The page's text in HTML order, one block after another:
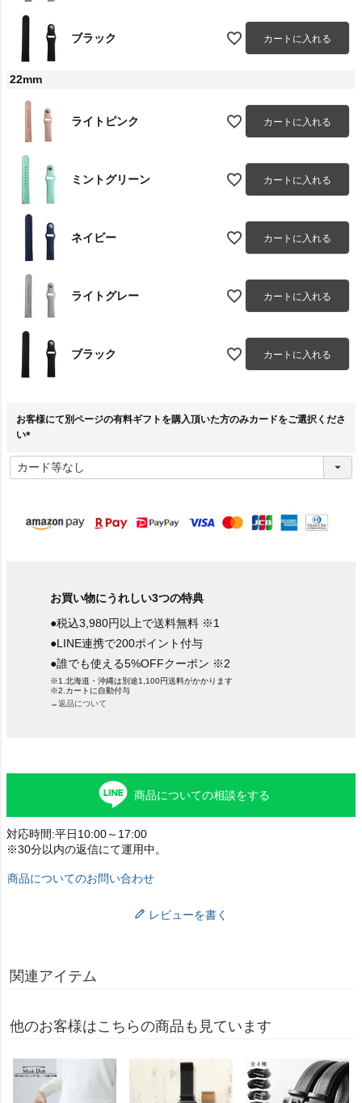
ブラック カートに入れる
22mm
ライトピンク カートに入れる
ミントグリーン カートに入れる
ネイビー カートに入れる
ライトグレー カートに入れる
ブラック カートに入れる
お客様にて別ページの有料ギフトを購入頂いた方のみカードをご選択くださ
い
必
須
お買い物にうれしい3つの特典
●税込3,980円以上で送料無料 ※1
●LINE連携で200ポイント付与
●誰でも使える5%OFFクーポン ※2
※1.北海道・沖縄は別途1,100円送料がかかります
※2.カートに自動付与
→返品について
商品についての相談をする
対応時間:平日10:00～17:00
※30分以内の返信にて運用中。
商品についてのお問い合わせ
レビューを書く
関連アイテム
他のお客様はこちらの商品も見ています